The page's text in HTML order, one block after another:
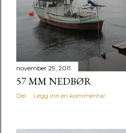
november 29, 2011
57 MM NEDBØR
Del Legg inn en kommentar